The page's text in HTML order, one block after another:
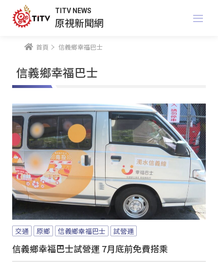
TITV NEWS
原視新聞網
首頁 信義鄉幸福巴士
信義鄉幸福巴士
交通 原鄉 信義鄉幸福巴士 試營運
信義鄉幸福巴士試營運 7月底前免費搭乘